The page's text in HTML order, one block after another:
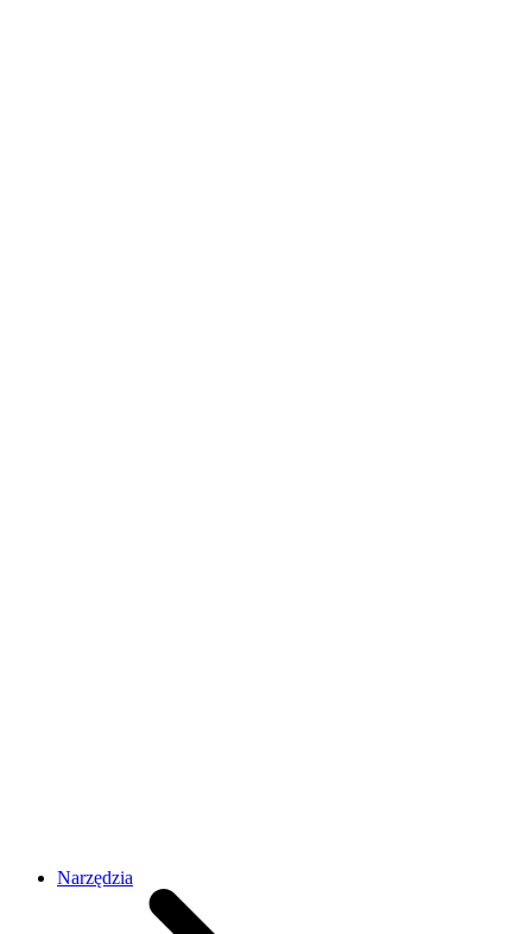
Narzędzia